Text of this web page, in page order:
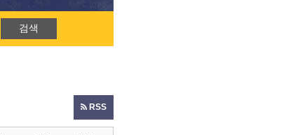
검색
RSS